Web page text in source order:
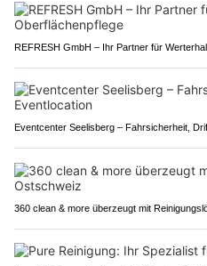
REFRESH GmbH – Ihr Partner für
Eventcenter Seelisberg – Fahrsicherheit,
360 clean & more überzeugt mit